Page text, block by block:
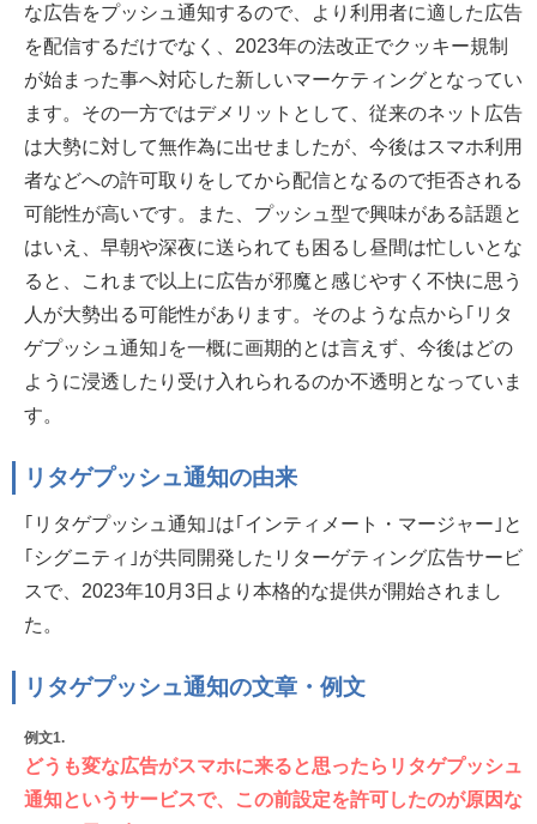
な広告をプッシュ通知するので、より利用者に適した広告
を配信するだけでなく、2023年の法改正でクッキー規制
が始まった事へ対応した新しいマーケティングとなってい
ます。その一方ではデメリットとして、従来のネット広告
は大勢に対して無作為に出せましたが、今後はスマホ利用
者などへの許可取りをしてから配信となるので拒否される
可能性が高いです。また、プッシュ型で興味がある話題と
はいえ、早朝や深夜に送られても困るし昼間は忙しいとな
ると、これまで以上に広告が邪魔と感じやすく不快に思う
人が大勢出る可能性があります。そのような点から｢リタ
ゲプッシュ通知｣を一概に画期的とは言えず、今後はどの
ように浸透したり受け入れられるのか不透明となっていま
す。
リタゲプッシュ通知の由来
｢リタゲプッシュ通知｣は｢インティメート・マージャー｣と
｢シグニティ｣が共同開発したリターゲティング広告サービ
スで、2023年10月3日より本格的な提供が開始されまし
た。
リタゲプッシュ通知の文章・例文
例文1.
どうも変な広告がスマホに来ると思ったらリタゲプッシュ
通知というサービスで、この前設定を許可したのが原因な